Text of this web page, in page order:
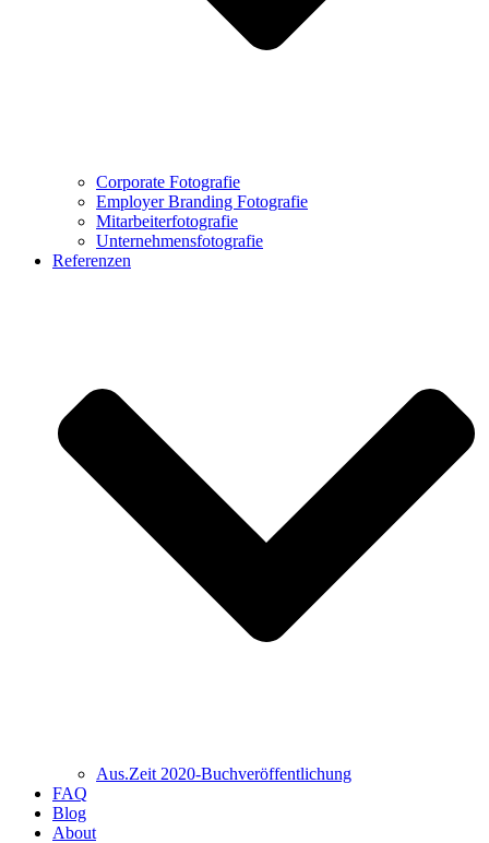
Corporate Fotografie
Employer Branding Fotografie
Mitarbeiterfotografie
Unternehmensfotografie
Referenzen
Aus.Zeit 2020-Buch­veröffentlichung
FAQ
Blog
About